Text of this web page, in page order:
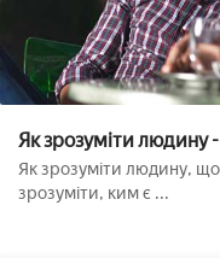
Як зрозуміти людину
Як зрозуміти людину,
зрозуміти, ким є ...